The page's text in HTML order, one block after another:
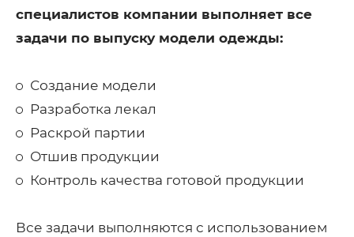
специалистов компании выполняет все
задачи по выпуску модели одежды:
Создание модели
Разработка лекал
Раскрой партии
Отшив продукции
Контроль качества готовой продукции
Все задачи выполняются с использованием